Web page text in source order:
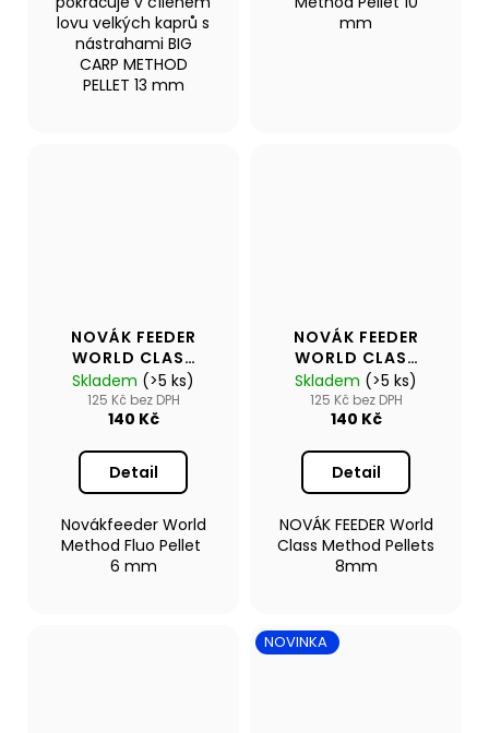
lovu velkých kaprů s
nástrahami BIG
CARP METHOD
PELLET 13 mm
mm
NOVÁK FEEDER
WORLD CLASS
METHOD FLUO
PELLET 6MM
Skladem (>5 ks)
125 Kč bez DPH
140 Kč
Detail
Novákfeeder World
Method Fluo Pellet
6 mm
NOVÁK FEEDER
WORLD CLASS
METHOD
PELLETS 8MM
Skladem (>5 ks)
125 Kč bez DPH
140 Kč
Detail
NOVÁK FEEDER World
Class Method Pellets
8mm
NOVINKA